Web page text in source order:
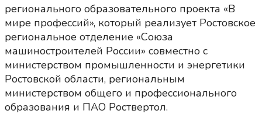
регионального образовательного проекта «В
мире профессий», который реализует Ростовское
региональное отделение «Союза
машиностроителей России» совместно с
министерством промышленности и энергетики
Ростовской области, региональным
министерством общего и профессионального
образования и ПАО Роствертол.